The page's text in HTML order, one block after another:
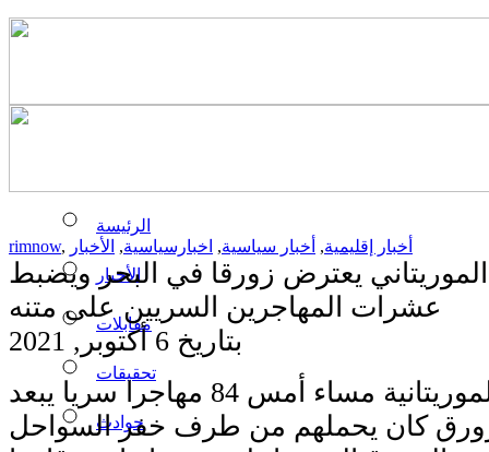
الرئيسة
الأخبار
مقابلات
تحقيقات
حوادث
rimnow, أخبار إقليمية, أخبار سياسية, اخبارسياسية, الأخبار
يعترض زورقا في البحر ويضبط
عشرات المهاجرين السريين على متنه
بتاريخ 6 أكتوبر, 2021
اوقفت السلطات الموريتانية مساء أمس 84 مهاجرا سريا يبعد
كان يحملهم من طرف خفر السواحل